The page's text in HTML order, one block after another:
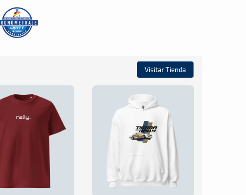
Visitar Tienda